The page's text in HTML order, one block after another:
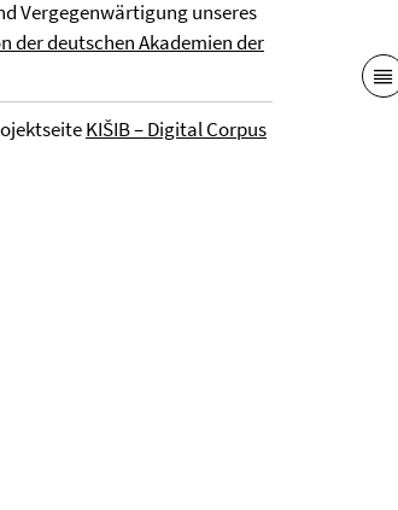
Vergegenwärtigung unseres
der deutschen Akademien der
KIŠIB – Digital Corpus